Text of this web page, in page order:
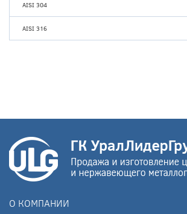
AISI 304
AISI 316
О КОМПАНИИ